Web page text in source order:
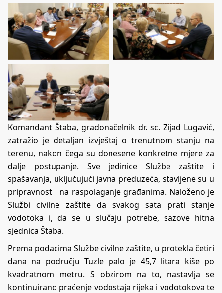
Komandant Štaba, gradonačelnik dr. sc. Zijad Lugavić,
zatražio je detaljan izvještaj o trenutnom stanju na
terenu, nakon čega su donesene konkretne mjere za
dalje postupanje. Sve jedinice Službe zaštite i
spašavanja, uključujući javna preduzeća, stavljene su u
pripravnost i na raspolaganje građanima. Naloženo je
Službi civilne zaštite da svakog sata prati stanje
vodotoka i, da se u slučaju potrebe, sazove hitna
sjednica Štaba.
Prema podacima Službe civilne zaštite, u protekla četiri
dana na području Tuzle palo je 45,7 litara kiše po
kvadratnom metru. S obzirom na to, nastavlja se
kontinuirano praćenje vodostaja rijeka i vodotokova te